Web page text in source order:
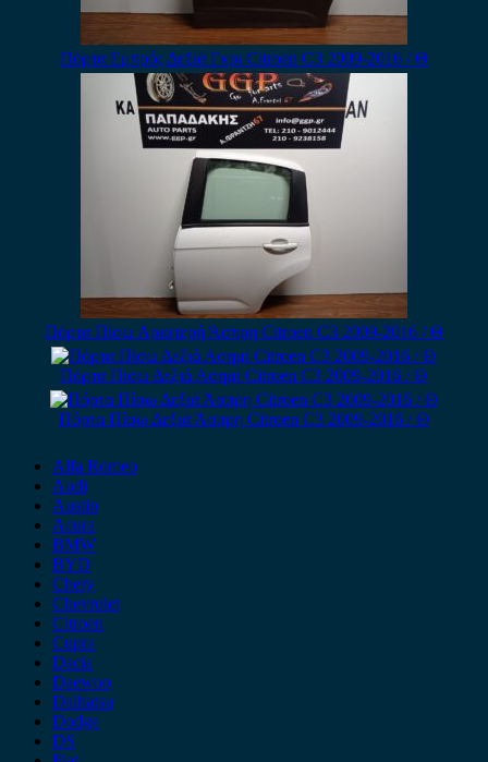
Πόρτα Εμπρός Δεξιά Γκρι Citroen C3 2009-2016 / Θ
Πόρτα Πίσω Αριστερή Άσπρη Citroen C3 2009-2016 / Θ
Πόρτα Πίσω Δεξιά Ασημί Citroen C3 2009-2016 / Θ
Πόρτα Πίσω Δεξιά Άσπρη Citroen C3 2009-2016 / Θ
Alfa Romeo
Audi
Austin
Acura
BMW
BYD
Chery
Chevrolet
Citroen
Cupra
Dacia
Daewoo
Daihatsu
Dodge
DS